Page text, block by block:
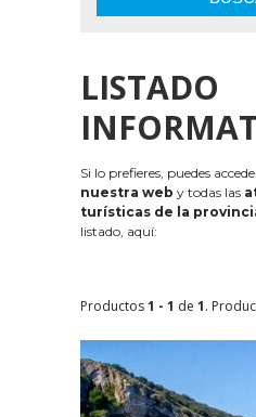
LISTADO
Si lo prefieres, puedes
nuestra web y todas las
turísticas de la
listado, aquí:
Productos1 - 1 de 1.